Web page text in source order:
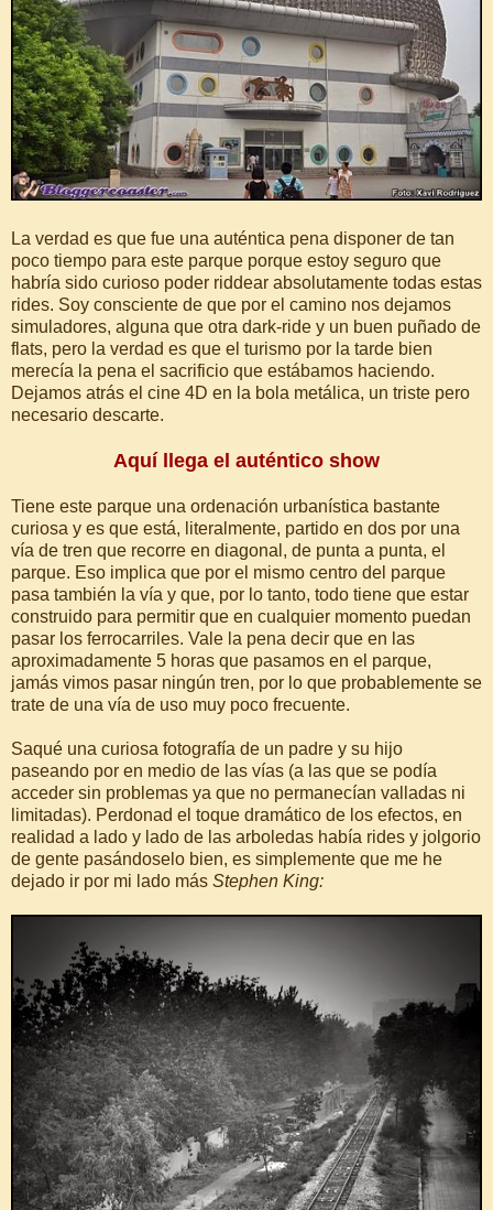
La verdad es que fue una auténtica pena disponer de tan
poco tiempo para este parque porque estoy seguro que
habría sido curioso poder riddear absolutamente todas estas
rides. Soy consciente de que por el camino nos dejamos
simuladores, alguna que otra dark-ride y un buen puñado de
flats, pero la verdad es que el turismo por la tarde bien
merecía la pena el sacrificio que estábamos haciendo.
Dejamos atrás el cine 4D en la bola metálica, un triste pero
necesario descarte.
Aquí llega el auténtico show
Tiene este parque una ordenación urbanística bastante
curiosa y es que está, literalmente, partido en dos por una
vía de tren que recorre en diagonal, de punta a punta, el
parque. Eso implica que por el mismo centro del parque
pasa también la vía y que, por lo tanto, todo tiene que estar
construido para permitir que en cualquier momento puedan
pasar los ferrocarriles. Vale la pena decir que en las
aproximadamente 5 horas que pasamos en el parque,
jamás vimos pasar ningún tren, por lo que probablemente se
trate de una vía de uso muy poco frecuente.
Saqué una curiosa fotografía de un padre y su hijo
paseando por en medio de las vías (a las que se podía
acceder sin problemas ya que no permanecían valladas ni
limitadas). Perdonad el toque dramático de los efectos, en
realidad a lado y lado de las arboledas había rides y jolgorio
de gente pasándoselo bien, es simplemente que me he
dejado ir por mi lado más Stephen King: